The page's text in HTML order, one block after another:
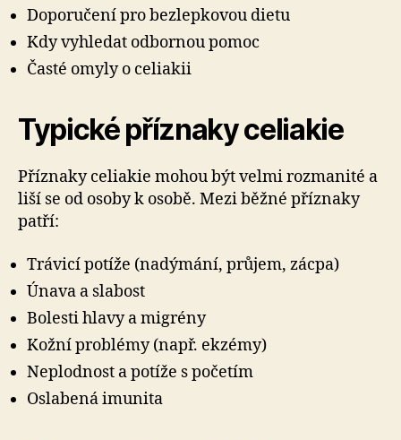
Doporučení pro bezlepkovou dietu
Kdy vyhledat odbornou pomoc
Časté omyly o celiakii
Typické příznaky celiakie
Příznaky celiakie mohou být velmi rozmanité a
liší se od osoby k osobě. Mezi běžné příznaky
patří:
Trávicí potíže (nadýmání, průjem, zácpa)
Únava a slabost
Bolesti hlavy a migrény
Kožní problémy (např. ekzémy)
Neplodnost a potíže s početím
Oslabená imunita